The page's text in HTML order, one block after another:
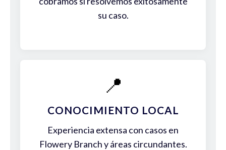
su caso.
📍
CONOCIMIENTO LOCAL
Experiencia extensa con casos en
Flowery Branch y áreas circundantes.